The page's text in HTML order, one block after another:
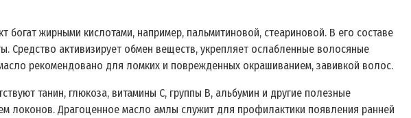
жирными кислотами, например, пальмитиновой, стеариновой. В его составе
Средство активизирует обмен веществ, укрепляет ослабленные волосяные
рекомендовано для ломких и поврежденных окрашиванием, завивкой волос.
танин, глюкоза, витамины С, группы В, альбумин и другие полезные
локонов. Драгоценное масло амлы служит для профилактики появления ранней